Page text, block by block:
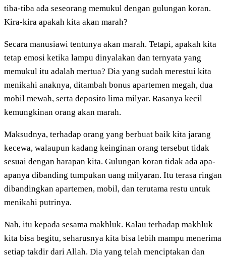
tiba-tiba ada seseorang memukul dengan gulungan koran.
Kira-kira apakah kita akan marah?
Secara manusiawi tentunya akan marah. Tetapi, apakah kita
tetap emosi ketika lampu dinyalakan dan ternyata yang
memukul itu adalah mertua? Dia yang sudah merestui kita
menikahi anaknya, ditambah bonus apartemen megah, dua
mobil mewah, serta deposito lima milyar. Rasanya kecil
kemungkinan orang akan marah.
Maksudnya, terhadap orang yang berbuat baik kita jarang
kecewa, walaupun kadang keinginan orang tersebut tidak
sesuai dengan harapan kita. Gulungan koran tidak ada apa-
apanya dibanding tumpukan uang milyaran. Itu terasa ringan
dibandingkan apartemen, mobil, dan terutama restu untuk
menikahi putrinya.
Nah, itu kepada sesama makhluk. Kalau terhadap makhluk
kita bisa begitu, seharusnya kita bisa lebih mampu menerima
setiap takdir dari Allah. Dia yang telah menciptakan dan